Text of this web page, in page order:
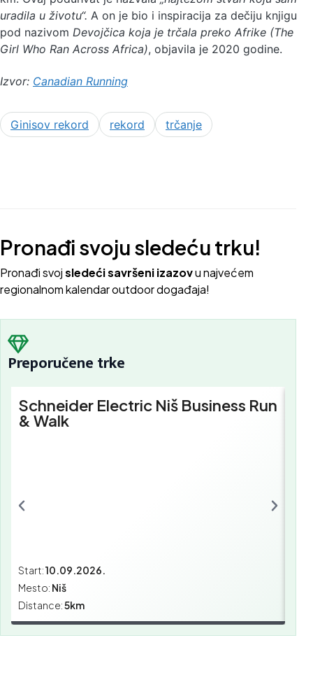
uradila u životu“. A on je bio i inspiracija za dečiju knjigu
pod nazivom Devojčica koja je trčala preko Afrike (The
Girl Who Ran Across Africa), objavila je 2020 godine.
Izvor: Canadian Running
Ginisov rekord rekord trčanje
Pronađi svoju sledeću trku!
Pronađi svojsledeći savršeni izazovu najvećem
regionalnom kalendar outdoor događaja!
Preporučene trke
Schneider Electric Niš Business Run
& Walk
Start:10.09.2026.
Mesto: Niš
Distance:5km